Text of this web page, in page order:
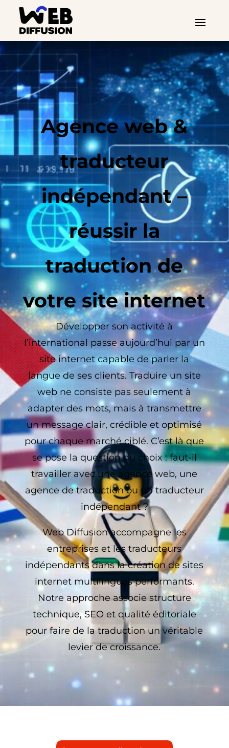
Agence web &
traducteur
indépendant –
réussir la
traduction de
votre site internet
Développer son activité à
l’international passe aujourd’hui par un
site internet capable de parler la
langue de ses clients. Traduire un site
web ne consiste pas seulement à
adapter des mots, mais à transmettre
un message clair, crédible et optimisé
pour chaque marché ciblé. C’est là que
se pose la question du choix : faut-il
travailler avec une agence web, une
agence de traduction ou un traducteur
indépendant ?
Web Diffusion accompagne les
entreprises et les traducteurs
indépendants dans la création de sites
internet multilingues performants.
Notre approche associe structure
technique, SEO et qualité éditoriale
pour faire de la traduction un véritable
levier de croissance.